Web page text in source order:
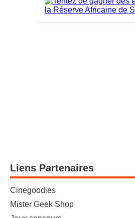
Liens Partenaires
Cinegoodies
Mister Geek Shop